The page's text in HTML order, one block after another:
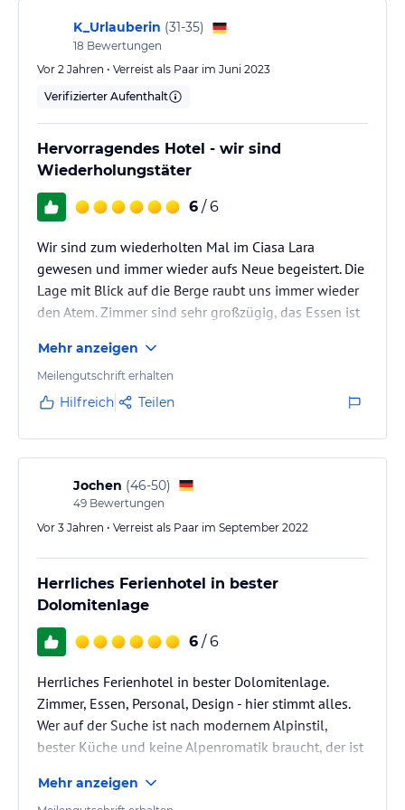
Das Hotel bietet Ihnen klimatisierte Wohneinheiten an. Zur
Ausstattung gehört selbstverständlich auch ein Aufzug. Für die
Nutzung des Parkplatzes fallen keine Gebühren an.
Hoteliers-/Veranstalter-/Kataloginformationen. Alle Angaben
ohne Gewähr und ohne Prüfung durch HolidayCheck. Bitte
lies vor der Buchung die verbindlichen
jeweiligen Veranstalters.
K_Urlauberin (31-35)
18 Bewertungen
Vor 2 Jahren • Verreist als Paar im Juni 2023
Verifizierter Aufenthalt
Hervorragendes Hotel - wir sind
Wiederholungstäter
6 / 6
Wir sind zum wiederholten Mal im Ciasa Lara
gewesen und immer wieder aufs Neue begeistert. Die
Lage mit Blick auf die Berge raubt uns immer wieder
den Atem. Zimmer sind sehr großzügig, das Essen ist
Mehr anzeigen
Meilengutschrift erhalten
Hilfreich Teilen
Jochen (46-50)
49 Bewertungen
Vor 3 Jahren • Verreist als Paar im September 2022
Herrliches Ferienhotel in bester
Dolomitenlage
6 / 6
Herrliches Ferienhotel in bester Dolomitenlage.
Zimmer, Essen, Personal, Design - hier stimmt alles.
Wer auf der Suche ist nach modernem Alpinstil,
bester Küche und keine Alpenromatik braucht, der ist
Mehr anzeigen